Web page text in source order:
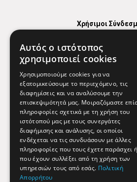
Χρήσιμοι
Χρήσιμα
Εφημερεύοντα
Απόρρητο
Όροι Χρήσης
Πολιτική προστασίας
Findhere
Αυτός ο ιστότοπος
χρησιμοποιεί cookies
Χρησιμοποιούμε cookies για να
εξατομικεύσουμε το περιεχόμενο, τις
διαφημίσεις και να αναλύσουμε την
επισκεψιμότητά μας. Μοιραζόμαστε
πληροφορίες σχετικά με τη χρήση του
ιστότοπού μας με τους συνεργάτες
διαφήμισης και ανάλυσης, οι οποίοι
ενδέχεται να τις συνδυάσουν με άλλες
πληροφορίες που τους έχετε παράσχει ή
που έχουν συλλέξει από τη χρήση των
υπηρεσιών τους από εσάς. Πολιτική
Απορρήτου